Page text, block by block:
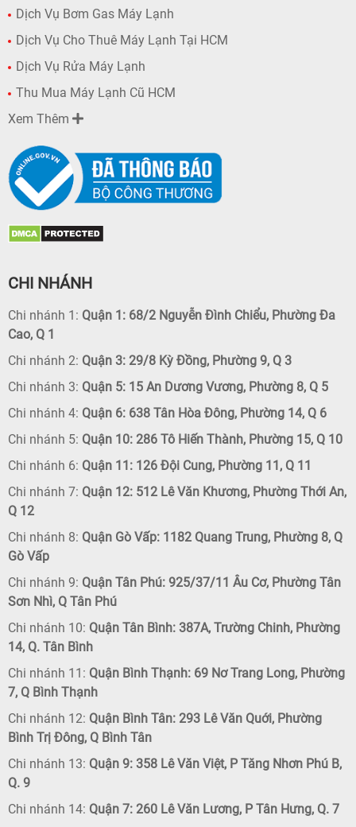
Dịch Vụ Bơm Gas Máy Lạnh
Dịch Vụ Cho Thuê Máy Lạnh Tại HCM
Dịch Vụ Rửa Máy Lạnh
Thu Mua Máy Lạnh Cũ HCM
Xem Thêm
CHI NHÁNH
Chi nhánh 1: Quận 1: 68/2 Nguyễn Đình Chiểu, Phường Đa
Cao, Q 1
Chi nhánh 2: Quận 3: 29/8 Kỳ Đồng, Phường 9, Q 3
Chi nhánh 3: Quận 5: 15 An Dương Vương, Phường 8, Q 5
Chi nhánh 4: Quận 6: 638 Tân Hòa Đông, Phường 14, Q 6
Chi nhánh 5: Quận 10: 286 Tô Hiến Thành, Phường 15, Q 10
Chi nhánh 6: Quận 11: 126 Đội Cung, Phường 11, Q 11
Chi nhánh 7: Quận 12: 512 Lê Văn Khương, Phường Thới An,
Q 12
Chi nhánh 8: Quận Gò Vấp: 1182 Quang Trung, Phường 8, Q
Gò Vấp
Chi nhánh 9: Quận Tân Phú: 925/37/11 Âu Cơ, Phường Tân
Sơn Nhì, Q Tân Phú
Chi nhánh 10: Quận Tân Bình: 387A, Trường Chinh, Phường
14, Q. Tân Bình
Chi nhánh 11: Quận Bình Thạnh: 69 Nơ Trang Long, Phường
7, Q Bình Thạnh
Chi nhánh 12: Quận Bình Tân: 293 Lê Văn Quới, Phường
Bình Trị Đông, Q Bình Tân
Chi nhánh 13: Quận 9: 358 Lê Văn Việt, P Tăng Nhơn Phú B,
Q. 9
Chi nhánh 14: Quận 7: 260 Lê Văn Lương, P Tân Hưng, Q. 7